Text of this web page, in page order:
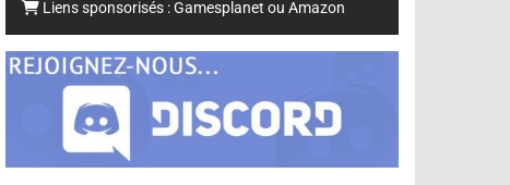
Liens sponsorisés :Gamesplanet ou Amazon